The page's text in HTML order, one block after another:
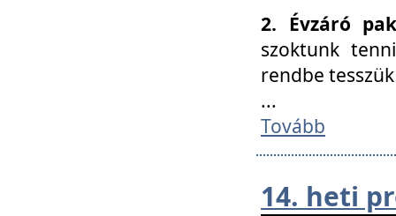
2. Évzáró
szoktunk
rendbe
...
Tovább
14. heti